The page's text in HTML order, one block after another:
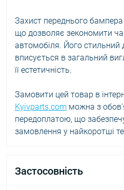
Захист переднього
що дозволяє зекономити
автомобіля. Його стильний
вписується в загальний
її естетичність.
Замовити цей товар в
Kyivparts.com можна з
передоплатою, що
замовлення у найкоротші
Застосовність